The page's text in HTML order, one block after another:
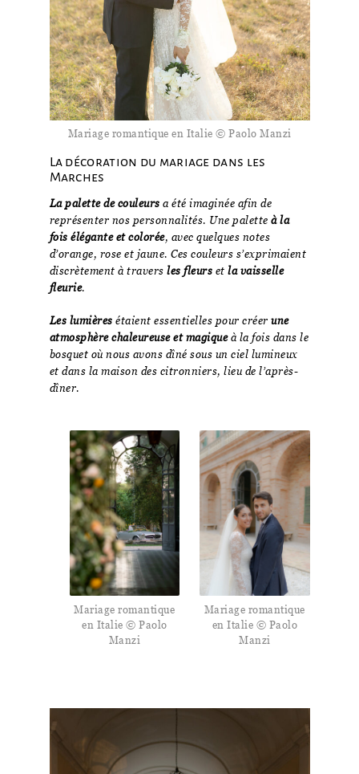
Mariage romantique en Italie © Paolo Manzi
La décoration du mariage dans les
Marches
La palette de couleurs a été imaginée afin de
représenter nos personnalités. Une palette à la
fois élégante et colorée, avec quelques notes
d’orange, rose et jaune. Ces couleurs s’exprimaient
discrètement à travers les fleurs et la vaisselle
fleurie.
Les lumières étaient essentielles pour créer une
atmosphère chaleureuse et magiqueà la fois dans le
bosquet où nous avons dîné sous un ciel lumineux
et dans la maison des citronniers, lieu de l’après-
dîner.
Mariage romantique
en Italie © Paolo
Manzi
Mariage romantique
en Italie © Paolo
Manzi